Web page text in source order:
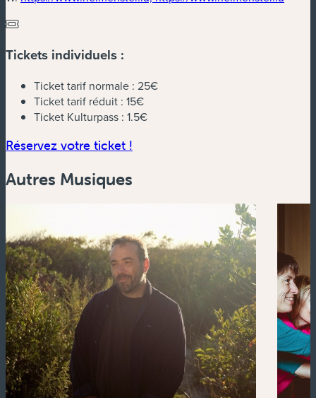
Tickets individuels :
Ticket tarif normale : 25€
Ticket tarif réduit : 15€
Ticket Kulturpass : 1.5€
Réservez votre ticket !
Autres Musiques